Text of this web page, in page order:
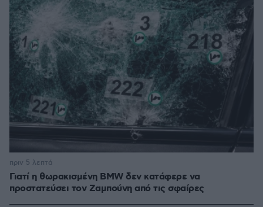
Γιατί η θωρακισμένη BMW δεν κατάφερε να
προστατεύσει τον Ζαμπούνη από τις σφαίρες
πριν 5 λεπτά